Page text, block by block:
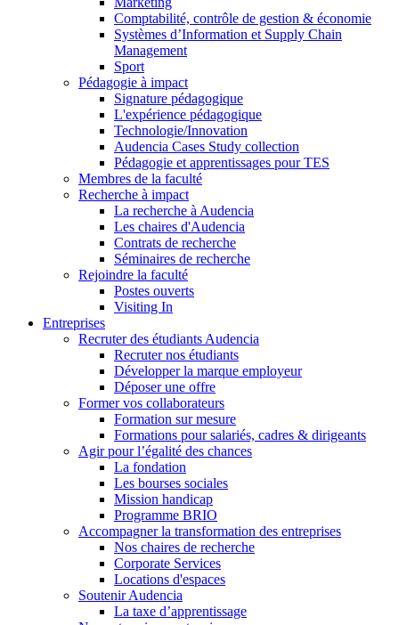
Comptabilité, contrôle de gestion & économie
Systèmes d’Information et Supply Chain
Management
Sport
Pédagogie à impact
Signature pédagogique
L'expérience pédagogique
Technologie/Innovation
Audencia Cases Study collection
Pédagogie et apprentissages pour TES
Membres de la faculté
Recherche à impact
La recherche à Audencia
Les chaires d'Audencia
Contrats de recherche
Séminaires de recherche
Rejoindre la faculté
Postes ouverts
Visiting In
Entreprises
Recruter des étudiants Audencia
Recruter nos étudiants
Développer la marque employeur
Déposer une offre
Former vos collaborateurs
Formation sur mesure
Formations pour salariés, cadres & dirigeants
Agir pour l’égalité des chances
La fondation
Les bourses sociales
Mission handicap
Programme BRIO
Accompagner la transformation des entreprises
Nos chaires de recherche
Corporate Services
Locations d'espaces
Soutenir Audencia
La taxe d’apprentissage